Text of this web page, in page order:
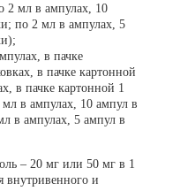
2 мл в ампулах, 10
по 2 мл в ампулах, 5
в пачке
в пачке картонной
в пачке картонной 1
в ампулах, 10 ампул в
в ампулах, 5 ампул в
– 20 мг или 50 мг в 1
внутривенного и